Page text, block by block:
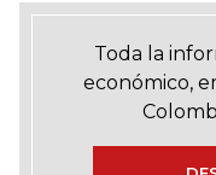
Toda la
económico,